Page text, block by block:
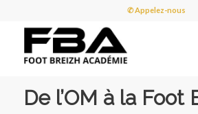
✆ Appelez-nous
De l’OM à la Foot